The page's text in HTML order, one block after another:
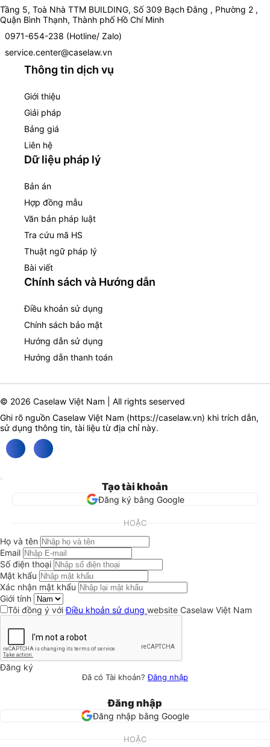
Tầng 5, Toà Nhà TTM BUILDING, Số 309 Bạch Đằng , Phường 2 ,
Quận Bình Thạnh, Thành phố Hồ Chí Minh
0971-654-238 (Hotline/ Zalo)
service.center@caselaw.vn
Thông tin dịch vụ
Giới thiệu
Giải pháp
Bảng giá
Liên hệ
Dữ liệu pháp lý
Bản án
Hợp đồng mẫu
Văn bản pháp luật
Tra cứu mã HS
Thuật ngữ pháp lý
Bài viết
Chính sách và Hướng dẫn
Điều khoản sử dụng
Chính sách bảo mật
Hướng dẫn sử dụng
Hướng dẫn thanh toán
© 2026 Caselaw Việt Nam | All rights seserved
Ghi rõ nguồn Caselaw Việt Nam (https://caselaw.vn) khi trích dẫn,
sử dụng thông tin, tài liệu từ địa chỉ này.
Tạo tài khoản
Đăng ký bằng Google
HOẶC
Họ và tên
Email
Số điện thoại
Mật khẩu
Xác nhận mật khẩu
Giới tính
Tôi đồng ý vớiĐiều khoản sử dụng website Caselaw Việt Nam
Đăng ký
Đã có Tài khoản?Đăng nhập
Đăng nhập
Đăng nhập bằng Google
HOẶC